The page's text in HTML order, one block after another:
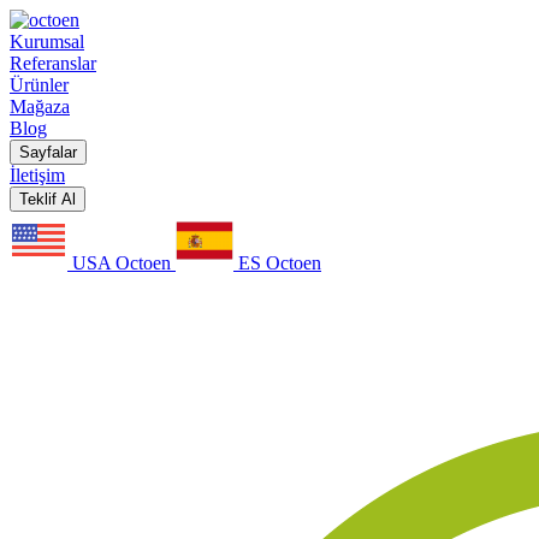
Kurumsal
Referanslar
Ürünler
Mağaza
Blog
Sayfalar
İletişim
Teklif Al
USA Octoen ES Octoen